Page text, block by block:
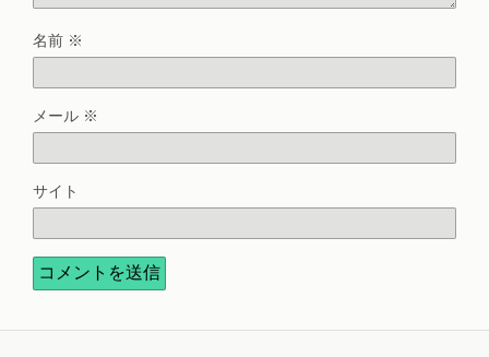
名前 ※
メール ※
サイト